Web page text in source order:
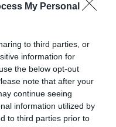
My Personal
to third parties, or
information for
the below opt-out
note that after your
continue seeing
information utilized by
to third parties prior to
dernier, on savait que la
mascotte du prochain
Mondial de football
serait un tatou. Un
animal en voie de